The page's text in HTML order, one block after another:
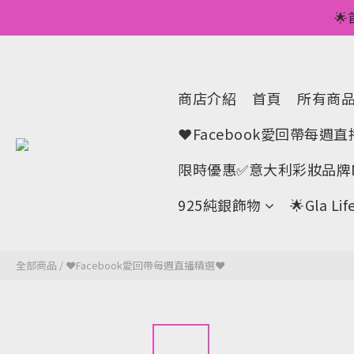
💥正價服裝滿🌟
💥正價服裝滿減
商店介紹 首頁
所有商
❤Facebook愛回帶每週
限時優惠✅意大利彩妝品
925純銀飾物
🌟Gla
全部商品 / ❤Facebook愛回帶每週直播精選❤